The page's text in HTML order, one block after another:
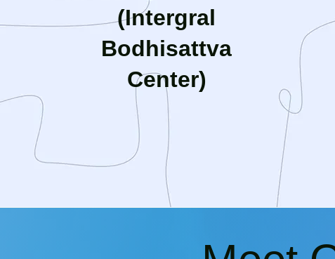
(Intergral
Bodhisattva
Center)